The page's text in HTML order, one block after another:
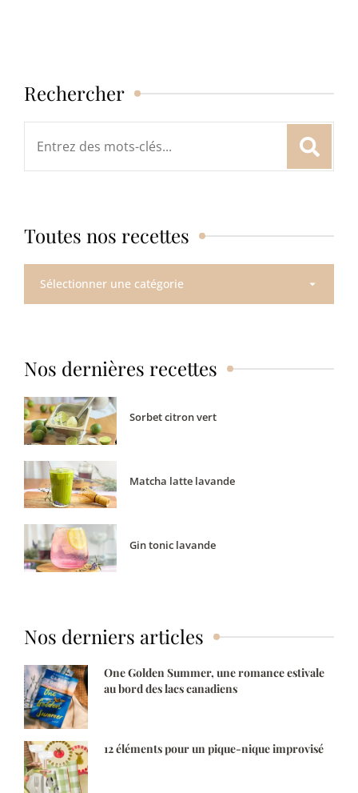
Rechercher
Toutes nos recettes
Toutes
nos
Nos dernières recettes
Sorbet citron vert
Matcha latte lavande
Gin tonic lavande
Nos derniers articles
One Golden Summer, une romance estivale
au bord des lacs canadiens
12 éléments pour un pique-nique improvisé